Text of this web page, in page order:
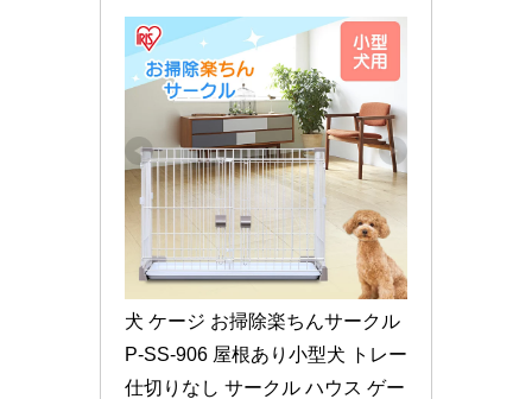
犬 ケージ お掃除楽ちんサークル
P-SS-906 屋根あり小型犬 トレー
仕切りなし サークル ハウス ゲー